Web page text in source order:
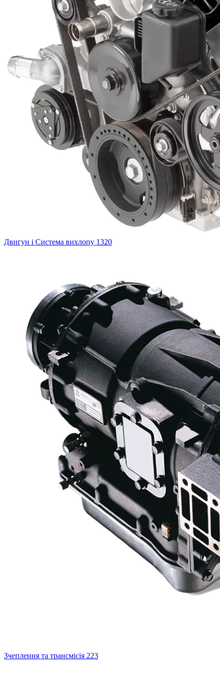
Двигун і Система вихлопу 1320
Зчеплення та трансмісія 223